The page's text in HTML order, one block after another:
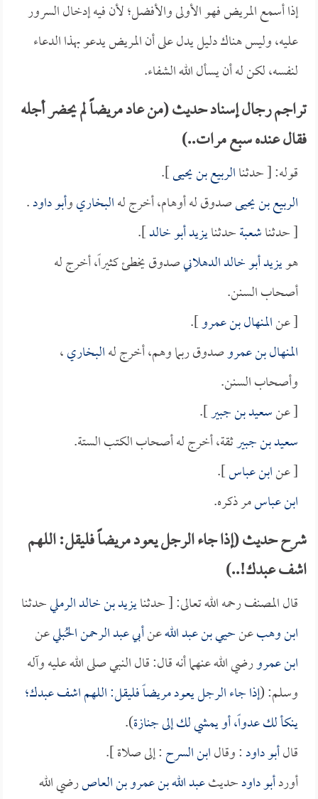
إذا أسمع المريض فهو الأولى والأفضل؛ لأن فيه إدخال السرور
عليه، وليس هناك دليل يدل على أن المريض يدعو بهذا الدعاء
لنفسه، لكن له أن يسأل الله الشفاء.
تراجم رجال إسناد حديث (من عاد مريضاً لم يحضر أجله
فقال عنده سبع مرات..)
قوله: [ حدثناالربيع بن يحيى].
الربيع بن يحيىصدوق له أوهام، أخرج لهالبخاريوأبو داود.
[ حدثناشعبةحدثنايزيد أبو خالد].
هويزيد أبو خالد الدهلانيصدوق يخطئ كثيراً، أخرج له
أصحاب السنن.
[ عنالمنهال بن عمرو].
المنهال بن عمروصدوق ربما وهم، أخرج لهالبخاري،
وأصحاب السنن.
[ عنسعيد بن جبير].
سعيد بن جبيرثقة، أخرج له أصحاب الكتب الستة.
[ عنابن عباس].
ابن عباسمر ذكره.
شرح حديث (إذا جاء الرجل يعود مريضاً فليقل: اللهم
اشف عبدك!..)
قال المصنف رحمه الله تعالى: [ حدثنايزيد بن خالد الرمليحدثنا
ابن وهبعنحيي بن عبد اللهعنأبي عبد الرحمن الحُبليعن
ابن عمرورضي الله عنهما أنه قال: قال النبي صلى الله عليه وآله
وسلم: (إذا جاء الرجل يعود مريضاً فليقل: اللهم اشف عبدك؛
ينكأ لك عدواً، أو يمشي لك إلى جنازة).
قالأبو داود: وقالابن السرح: إلى صلاة ].
أوردأبو داودحديثعبد الله بن عمرو بن العاصرضي الله